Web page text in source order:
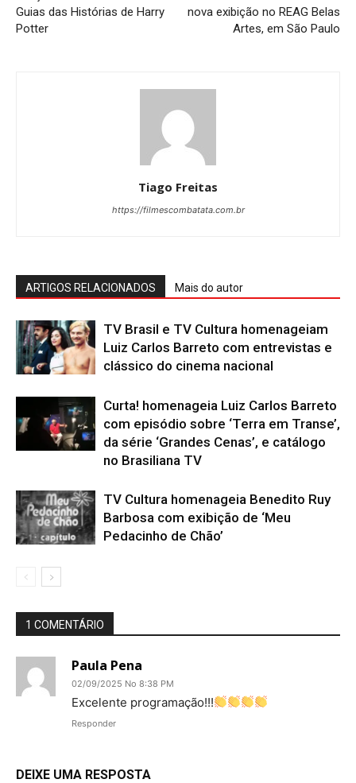
Guias das Histórias de Harry
Potter
nova exibição no REAG Belas
Artes, em São Paulo
Tiago Freitas
https://filmescombatata.com.br
ARTIGOS RELACIONADOS Mais do autor
TV Brasil e TV Cultura homenageiam
Luiz Carlos Barreto com entrevistas e
clássico do cinema nacional
Curta! homenageia Luiz Carlos Barreto
com episódio sobre ‘Terra em Transe’,
da série ‘Grandes Cenas’, e catálogo
no Brasiliana TV
TV Cultura homenageia Benedito Ruy
Barbosa com exibição de ‘Meu
Pedacinho de Chão’
1 COMENTÁRIO
Paula Pena
02/09/2025 No 8:38 PM
Excelente programação!!!
Responder
DEIXE UMA RESPOSTA